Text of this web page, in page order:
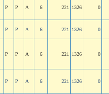
P P A 6 221 1326 0
P P A 6 221 1326 0
P P A 6 221 1326 0
P P A 6 221 1326 0